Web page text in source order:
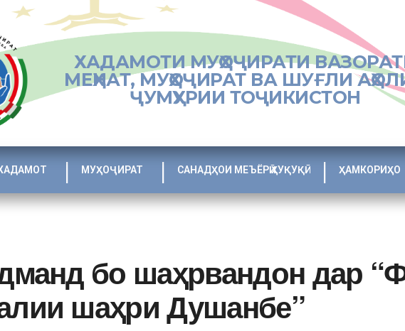
ХАДАМОТИ МУҲОҶИРАТИ
МЕҲНАТ, МУҲОҶИРАТ ВА ШУҒЛИ
ҶУМҲУРИИ ТОҶИКИСТОН
МУҲОҶИРАТ САНАДҲОИ МЕЪЁРӢ ҲУҚУҚӢ ҲАМКОРИҲО
бо шаҳрвандон дар
шаҳри Душанбе”